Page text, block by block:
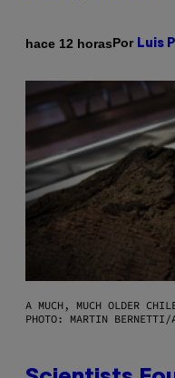
hace 12 horasPor Luis
A MUCH, MUCH OLDER
PHOTO: MARTIN